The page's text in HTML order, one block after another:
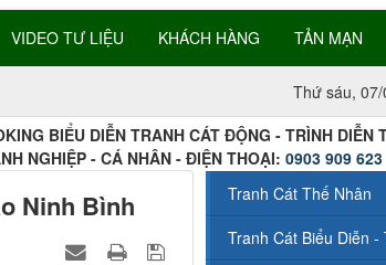
VIDEO TƯ LIỆU KHÁCH HÀNG TẢN MẠN
Thứ sáu,
BIỂU DIỄN TRANH CÁT ĐỘNG - TRÌNH DIỄN
NGHIỆP - CÁ NHÂN - ĐIỆN THOẠI: 0903 909 623
Ninh Bình
Tranh Cát Thế Nhân
Tranh Cát Biểu Diễn -